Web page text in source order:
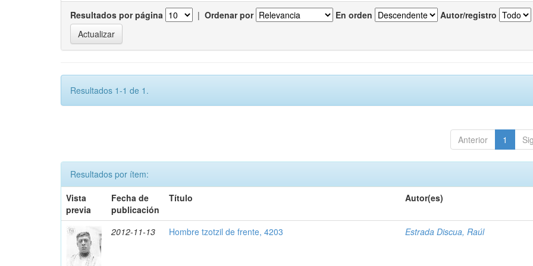
Resultados por página | Ordenar por En orden Autor/registro
Resultados 1-1 de 1.
Anterior 1
Resultados por ítem:
Vista
previa
Fecha de
publicación
Título Autor(es)
2012-11-13 Hombre tzotzil de frente, 4203 Estrada Discua, Raúl